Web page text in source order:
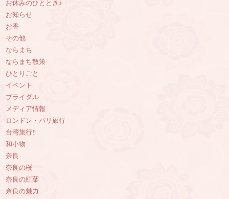
お休みのひととき♪
お知らせ
お香
その他
ならまち
ならまち散策
ひとりごと
イベント
ブライダル
メディア情報
ロンドン・パリ旅行
台湾旅行‼︎
和小物
奈良
奈良の桜
奈良の紅葉
奈良の魅力